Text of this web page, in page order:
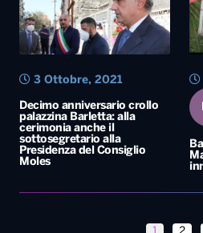
Decimo anniversario crollo
palazzina Barletta: alla
cerimonia anche il
sottosegretario alla
Presidenza del Consiglio
Moles
3 Ottobre, 2021